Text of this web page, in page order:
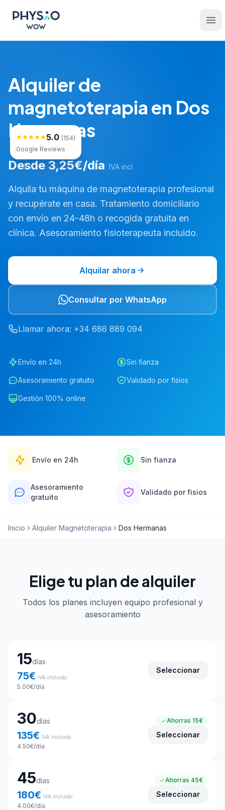
Physio WOW
Alquiler de
magnetoterapia en Dos
Hermanas
5.0 (154)
Google Reviews
Desde 3,25€/día IVA incl.
Alquila tu máquina de magnetoterapia profesional
y recupérate en casa. Tratamiento domiciliario
con envío en 24-48h o recogida gratuita en
clínica. Asesoramiento fisioterapeuta incluido.
Alquilar ahora
Consultar por WhatsApp
Llamar ahora: +34 686 889 094
Envío en 24h Sin fianza
Asesoramiento gratuito Validado por fisios
Gestión 100% online
Envío en 24h Sin fianza
Asesoramiento
gratuito
Validado por fisios
Inicio Alquiler Magnetoterapia Dos Hermanas
Elige tu plan de alquiler
Todos los planes incluyen equipo profesional y
asesoramiento
15días
75€ IVA incluido
5.00€/día
Seleccionar
30días
135€ IVA incluido
4.50€/día
Ahorras 15€
Seleccionar
45días
180€ IVA incluido
4.00€/día
Ahorras 45€
Seleccionar